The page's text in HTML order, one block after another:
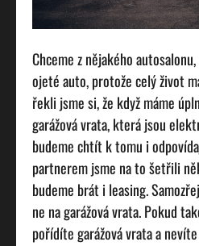
Chceme z nějakého
ojeté auto, protože celý život
řekli jsme si, že když máme
garážová vrata, která jsou
budeme chtít k tomu i
partnerem jsme na to šetřili
budeme brát i leasing.
ne na garážová vrata. Pokud
pořídíte garážová vrata a